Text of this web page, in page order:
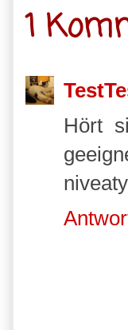
1
Hört